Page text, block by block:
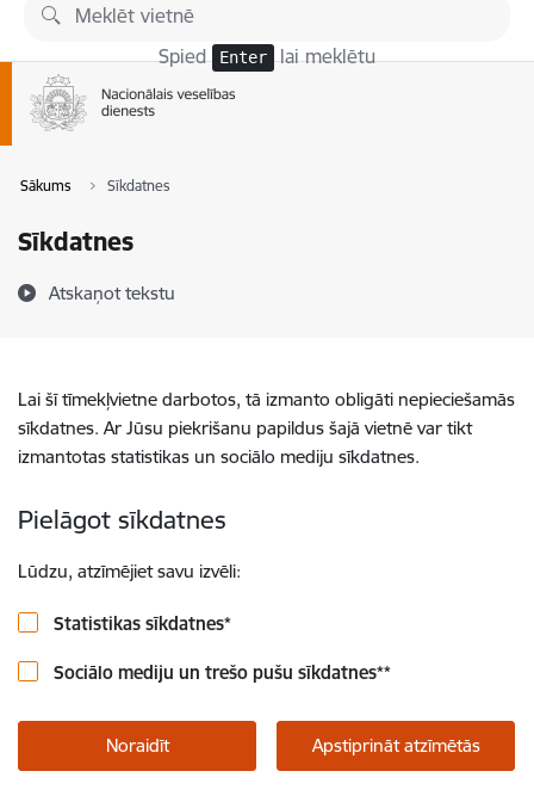
Pāriet uz lapas saturu
Spied Enter lai meklētu
Sākums Sīkdatnes
Sīkdatnes
Atskaņot tekstu
Lai šī tīmekļvietne darbotos, tā izmanto obligāti nepieciešamās
sīkdatnes. Ar Jūsu piekrišanu papildus šajā vietnē var tikt
izmantotas statistikas un sociālo mediju sīkdatnes.
Pielāgot sīkdatnes
Lūdzu, atzīmējiet savu izvēli:
Statistikas sīkdatnes*
Sociālo mediju un trešo pušu sīkdatnes**
Noraidīt Apstiprināt atzīmētās